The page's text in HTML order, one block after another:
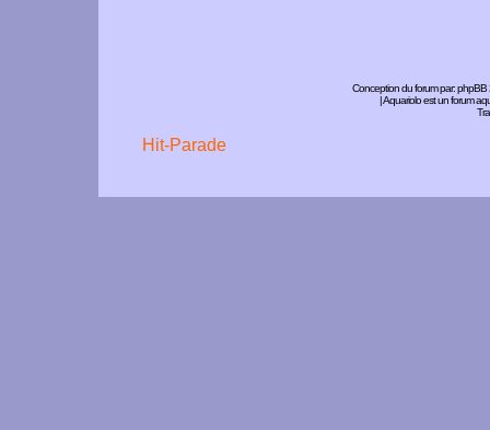
Conception du forum par:phpBB
| Aquariolo est un forum